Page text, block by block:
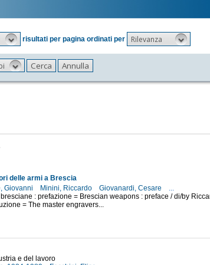
risultati per pagina ordinati per Rilevanza
delle armi a Brescia
Giovanni
Minini, Riccardo Giovanardi, Cesare
...
bresciane : prefazione = Brescian weapons : preface / di/by
= The master engravers...
e del lavoro